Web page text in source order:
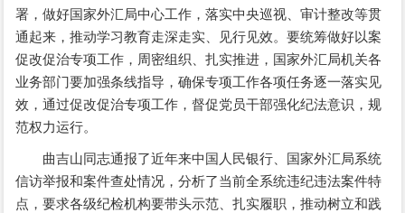
署，做好国家外汇局中心工作，落实中央巡视、审计整改等贯
通起来，推动学习教育走深走实、见行见效。要统筹做好以案
促改促治专项工作，周密组织、扎实推进，国家外汇局机关各
业务部门要加强条线指导，确保专项工作各项任务逐一落实见
效，通过促改促治专项工作，督促党员干部强化纪法意识，规
范权力运行。
曲吉山同志通报了近年来中国人民银行、国家外汇局系统
信访举报和案件查处情况，分析了当前全系统违纪违法案件特
点，要求各级纪检机构要带头示范、扎实履职，推动树立和践